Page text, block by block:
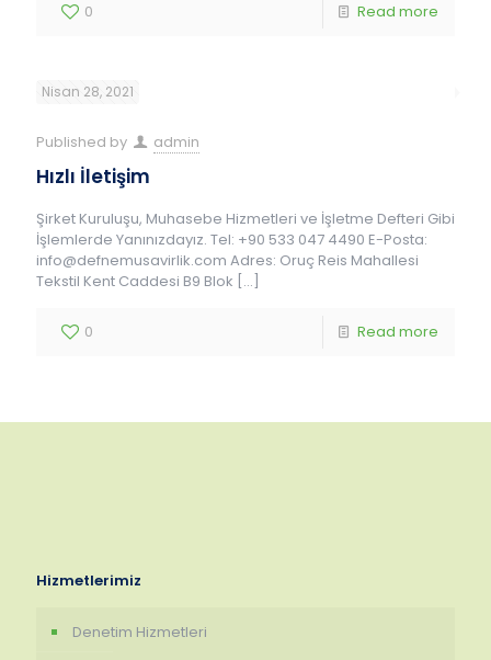
0 Read more
Nisan 28, 2021
Published by admin
Hızlı İletişim
Şirket Kuruluşu, Muhasebe Hizmetleri ve İşletme Defteri Gibi
İşlemlerde Yanınızdayız. Tel: +90 533 047 4490 E-Posta:
info@defnemusavirlik.com Adres: Oruç Reis Mahallesi
Tekstil Kent Caddesi B9 Blok […]
0 Read more
Hizmetlerimiz
Denetim Hizmetleri